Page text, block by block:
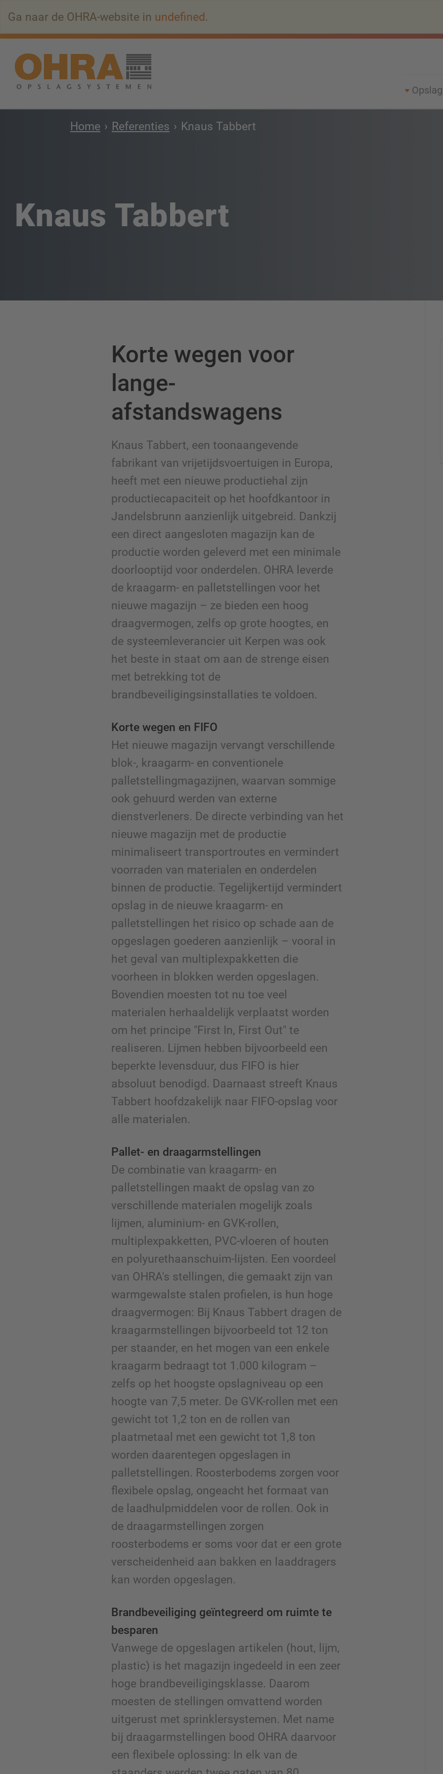
Ga naar de OHRA-website in undefined.
Home Referenties Knaus Tabbert
Knaus Tabbert
Korte wegen voor
lange-
afstandswagens
Knaus Tabbert, een toonaangevende
fabrikant van vrijetijdsvoertuigen in Europa,
heeft met een nieuwe productiehal zijn
productiecapaciteit op het hoofdkantoor in
Jandelsbrunn aanzienlijk uitgebreid. Dankzij
een direct aangesloten magazijn kan de
productie worden geleverd met een minimale
doorlooptijd voor onderdelen. OHRA leverde
de kraagarm- en palletstellingen voor het
nieuwe magazijn – ze bieden een hoog
draagvermogen, zelfs op grote hoogtes, en
de systeemleverancier uit Kerpen was ook
het beste in staat om aan de strenge eisen
met betrekking tot de
brandbeveiligingsinstallaties te voldoen.
Korte wegen en FIFO
Het nieuwe magazijn vervangt verschillende
blok-, kraagarm- en conventionele
palletstellingmagazijnen, waarvan sommige
ook gehuurd werden van externe
dienstverleners. De directe verbinding van het
nieuwe magazijn met de productie
minimaliseert transportroutes en vermindert
voorraden van materialen en onderdelen
binnen de productie. Tegelijkertijd vermindert
opslag in de nieuwe kraagarm- en
palletstellingen het risico op schade aan de
opgeslagen goederen aanzienlijk – vooral in
het geval van multiplexpakketten die
voorheen in blokken werden opgeslagen.
Bovendien moesten tot nu toe veel
materialen herhaaldelijk verplaatst worden
om het principe "First In, First Out" te
realiseren. Lijmen hebben bijvoorbeeld een
beperkte levensduur, dus FIFO is hier
absoluut benodigd. Daarnaast streeft Knaus
Tabbert hoofdzakelijk naar FIFO-opslag voor
alle materialen.
Pallet- en draagarmstellingen
De combinatie van kraagarm- en
palletstellingen maakt de opslag van zo
verschillende materialen mogelijk zoals
lijmen, aluminium- en GVK-rollen,
multiplexpakketten, PVC-vloeren of houten
en polyurethaanschuim-lijsten. Een voordeel
van OHRA's stellingen, die gemaakt zijn van
warmgewalste stalen profielen, is hun hoge
draagvermogen: Bij Knaus Tabbert dragen de
kraagarmstellingen bijvoorbeeld tot 12 ton
per staander, en het mogen van een enkele
kraagarm bedraagt tot 1.000 kilogram –
zelfs op het hoogste opslagniveau op een
hoogte van 7,5 meter. De GVK-rollen met een
gewicht tot 1,2 ton en de rollen van
plaatmetaal met een gewicht tot 1,8 ton
worden daarentegen opgeslagen in
palletstellingen. Roosterbodems zorgen voor
flexibele opslag, ongeacht het formaat van
de laadhulpmiddelen voor de rollen. Ook in
de draagarmstellingen zorgen
roosterbodems er soms voor dat er een grote
verscheidenheid aan bakken en laaddragers
kan worden opgeslagen.
Brandbeveiliging geïntegreerd om ruimte te
besparen
Vanwege de opgeslagen artikelen (hout, lijm,
plastic) is het magazijn ingedeeld in een zeer
hoge brandbeveiligingsklasse. Daarom
moesten de stellingen omvattend worden
uitgerust met sprinklersystemen. Met name
bij draagarmstellingen bood OHRA daarvoor
een flexibele oplossing: In elk van de